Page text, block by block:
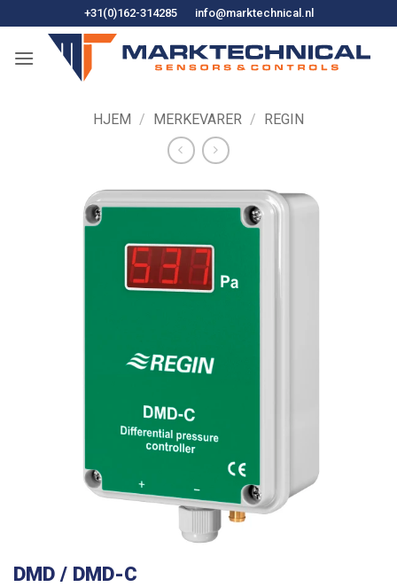
til
innhold
+31(0)162-314285 info@marktechnical.nl
HJEM / MERKEVARER / REGIN
DMD / DMD-C